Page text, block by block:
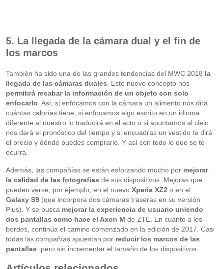
5. La llegada de la cámara dual y el fin de
los marcos
También ha sido una de las grandes tendencias del MWC 2018 la
llegada de las cámaras duales. Este nuevo concepto nos
permitirá recabar la información de un objeto con solo
enfocarlo. Así, si enfocamos con la cámara un alimento nos dirá
cuántas calorías tiene, si enfocamos algo escrito en un idioma
diferente al nuestro lo traducirá en el acto o si apuntamos al cielo
nos dará el pronóstico del tiempo y si encuadras un vestido te dirá
el precio y dónde puedes comprarlo. Y así con todo lo que se te
ocurra.
Además, las compañías se están esforzando mucho por mejorar
la calidad de las fotografías de sus dispositivos. Mejoras que
pueden verse, por ejemplo, en el nuevo Xperia XZ2o en el
Galaxy S9(que incorpora dos cámaras traseras en su versión
Plus). Y se busca mejorar la experiencia de usuario uniendo
dos pantallas como hace el Axon M de ZTE. En cuanto a los
bordes, continúa el camino comenzado en la edición de 2017. Casi
todas las compañías apuestan por reducir los marcos de las
pantallas, pero sin incrementar el tamaño de los dispositivos.